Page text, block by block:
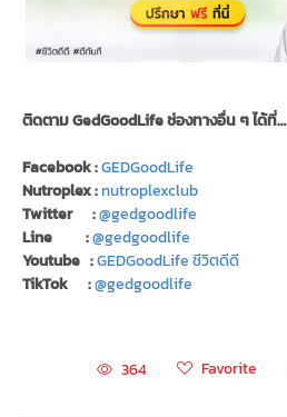
ติดตาม GedGoodLife ช่องทางอื่น ๆ ได้ที่…
Facebook :GEDGoodLife
Nutroplex :nutroplexclub
Twitter :@gedgoodlife
Line :@gedgoodlife
Youtube :GEDGoodLife ชีวิตดีดี
TikTok :@gedgoodlife
364 Favorite